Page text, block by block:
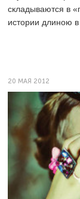
складываются в
истории длиною в
20 МАЯ 2012